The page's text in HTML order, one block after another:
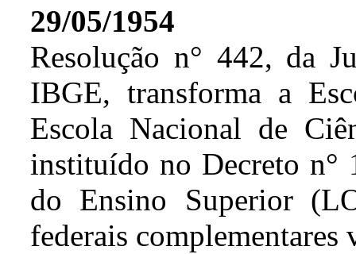
29/05/1954
Resolução n° 442, da
IBGE, transforma a
Escola Nacional de
instituído no Decreto n°
do Ensino Superior
federais complementares